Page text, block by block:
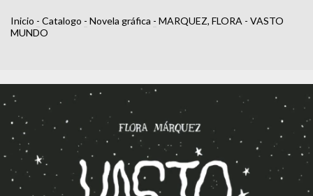
Inicio - Catalogo - Novela gráfica - MARQUEZ, FLORA - VASTO
MUNDO